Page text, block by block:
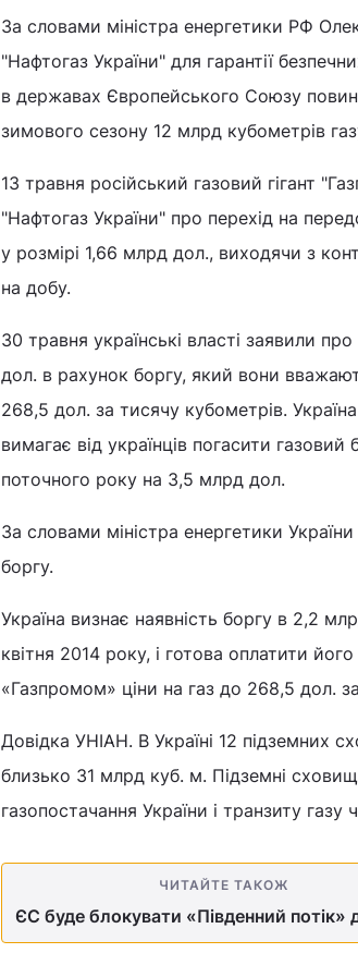
За словами міністра енергетики РФ
"Нафтогаз України" для гарантії
в державах Європейського Союзу
зимового сезону 12 млрд кубометрів
13 травня російський газовий гігант
"Нафтогаз України" про перехід на
у розмірі 1,66 млрд дол., виходячи з
на добу.
30 травня українські власті заявили
дол. в рахунок боргу, який вони
268,5 дол. за тисячу кубометрів.
вимагає від українців погасити
поточного року на 3,5 млрд дол.
За словами міністра енергетики
боргу.
Україна визнає наявність боргу в 2,2
квітня 2014 року, і готова оплатити
«Газпромом» ціни на газ до 268,5 дол.
Довідка УНІАН. В Україні 12 підземних
близько 31 млрд куб. м. Підземні
газопостачання України і транзиту газу
ЧИТАЙТЕ ТАКОЖ
ЄС буде блокувати «Південний потік»